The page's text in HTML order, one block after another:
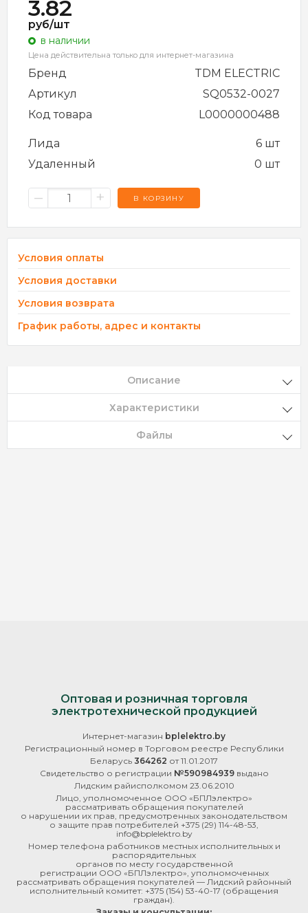
3.82
руб/шт
в наличии
Цена действительна только для интернет-магазина
Бренд
TDM ELECTRIC
Артикул
SQ0532-0027
Код товара
L0000000488
Лида
6 шт
Удаленный
0 шт
– + В КОРЗИНУ
Условия оплаты
Условия доставки
Условия возврата
График работы, адрес и контакты
Описание
Характеристики
Файлы
Оптовая и розничная торговля
электротехнической продукцией
Интернет-магазин bplelektro.by
Регистрационный номер в Торговом реестре Республики
Беларусь 364262 от 11.01.2017
Свидетельство о регистрации №590984939выдано
Лидским райисполкомом 23.06.2010
Лицо, уполномоченное ООО «БПЛэлектро»
рассматривать обращения покупателей
о нарушении их прав, предусмотренных законодательством
о защите прав потребителей +375 (29) 114-48-53
info@bplelektro.by
Номер телефона работников местных исполнительных и
распорядительных
органов по месту государственной
регистрации ООО «БПЛэлектро», уполномоченных
рассматривать обращения покупателей — Лидский районный
исполнительный комитет: +375 (154) 53-40-17 (обращения
граждан).